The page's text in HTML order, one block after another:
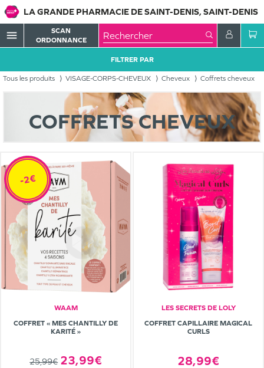
LA GRANDE PHARMACIE DE SAINT-DENIS, SAINT-DENIS
menu
SCAN
ORDONNANCE
Tous les produits VISAGE-CORPS-CHEVEUX Cheveux Coffrets cheveux
FILTRER PAR
COFFRETS CHEVEUX
WAAM
COFFRET « MES CHANTILLY DE
KARITÉ »
25,99€ 23,99€
-2€
LES SECRETS DE LOLY
COFFRET CAPILLAIRE MAGICAL
CURLS
28,99€